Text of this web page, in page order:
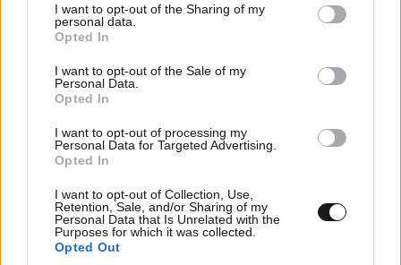
not limited to your visit or usage behaviour. You may click to
grant or deny consent to Google and its third-party tags to
use your data for below specified purposes in below Google
consent section.
I want to opt-out of the Sharing of my
personal data.
Opted In
I want to opt-out of the Sale of my
Personal Data.
Opted In
I want to opt-out of processing my
Personal Data for Targeted Advertising.
Opted In
I want to opt-out of Collection, Use,
Retention, Sale, and/or Sharing of my
Personal Data that Is Unrelated with the
Purposes for which it was collected.
Opted Out
Πώς αλλάζει η τεχνητή νοημοσύνη τον
εγκέφαλό σας; «Είναι σαν το TikTok και η
φαιντανύλη να απέκτησαν παιδί»